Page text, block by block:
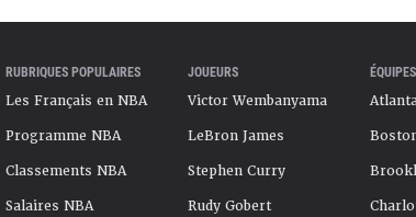
RUBRIQUES POPULAIRES
Les Français en NBA
Programme NBA
Classements NBA
Salaires NBA
JOUEURS
Victor Wembanyama
LeBron James
Stephen Curry
Rudy Gobert
ÉQUIPES